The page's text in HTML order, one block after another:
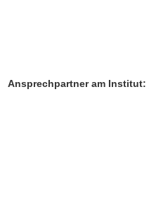
Ansprechpartner am Institut: